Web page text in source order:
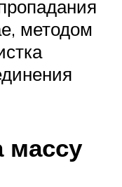
методом
массу